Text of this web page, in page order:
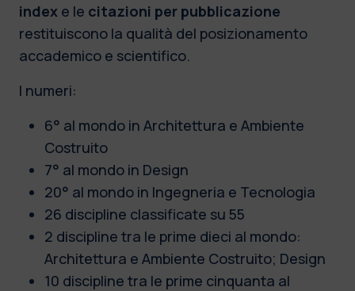
index e le citazioni per pubblicazione
restituiscono la qualità del posizionamento
accademico e scientifico.
I numeri:
6° al mondo in Architettura e Ambiente
Costruito
7° al mondo in Design
20° al mondo in Ingegneria e Tecnologia
26 discipline classificate su 55
2 discipline tra le prime dieci al mondo:
Architettura e Ambiente Costruito; Design
10 discipline tra le prime cinquanta al